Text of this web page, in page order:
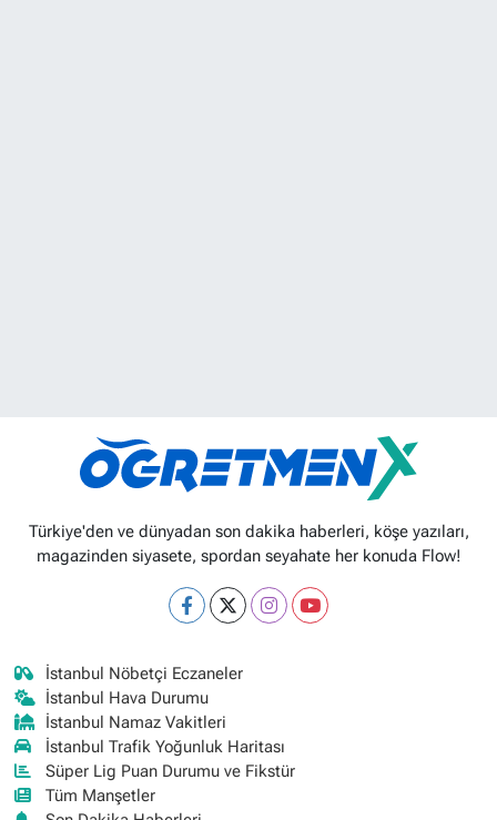
Türkiye'den ve dünyadan son dakika haberleri, köşe yazıları,
magazinden siyasete, spordan seyahate her konuda Flow!
İstanbul Nöbetçi Eczaneler
İstanbul Hava Durumu
İstanbul Namaz Vakitleri
İstanbul Trafik Yoğunluk Haritası
Süper Lig Puan Durumu ve Fikstür
Tüm Manşetler